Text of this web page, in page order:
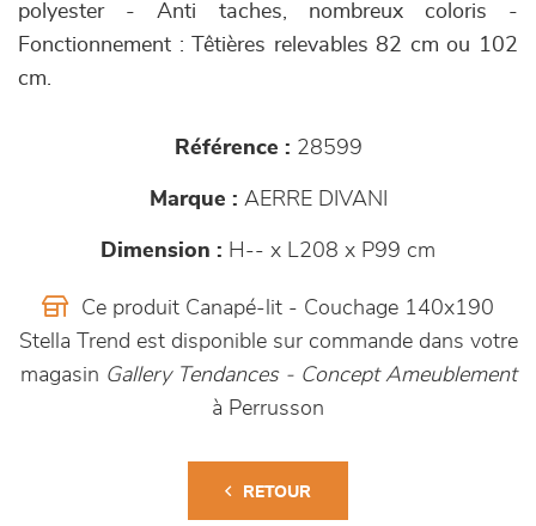
polyester - Anti taches, nombreux coloris -
Fonctionnement : Têtières relevables 82 cm ou 102
cm.
Référence : 28599
Marque : AERRE DIVANI
Dimension : H-- x L208 x P99 cm
Ce produit Canapé-lit - Couchage 140x190
Stella Trend est disponible sur commande dans votre
magasin Gallery Tendances - Concept Ameublement
à Perrusson
RETOUR